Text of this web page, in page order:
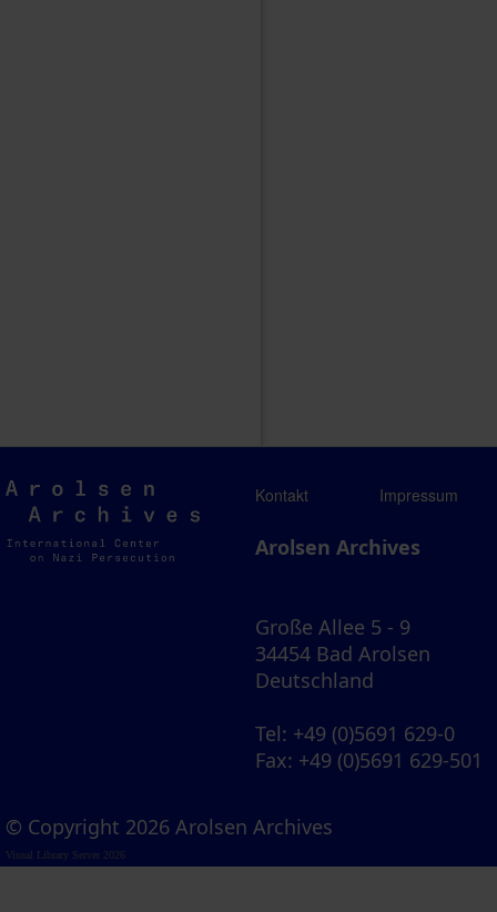
Arolsen
Archives
Kontakt Impressum
Arolsen Archives
Große Allee 5 - 9
34454 Bad Arolsen
Deutschland
Tel: +49 (0)5691 629-0
Fax: +49 (0)5691 629-501
© Copyright 2026 Arolsen Archives
Visual Library Server 2026